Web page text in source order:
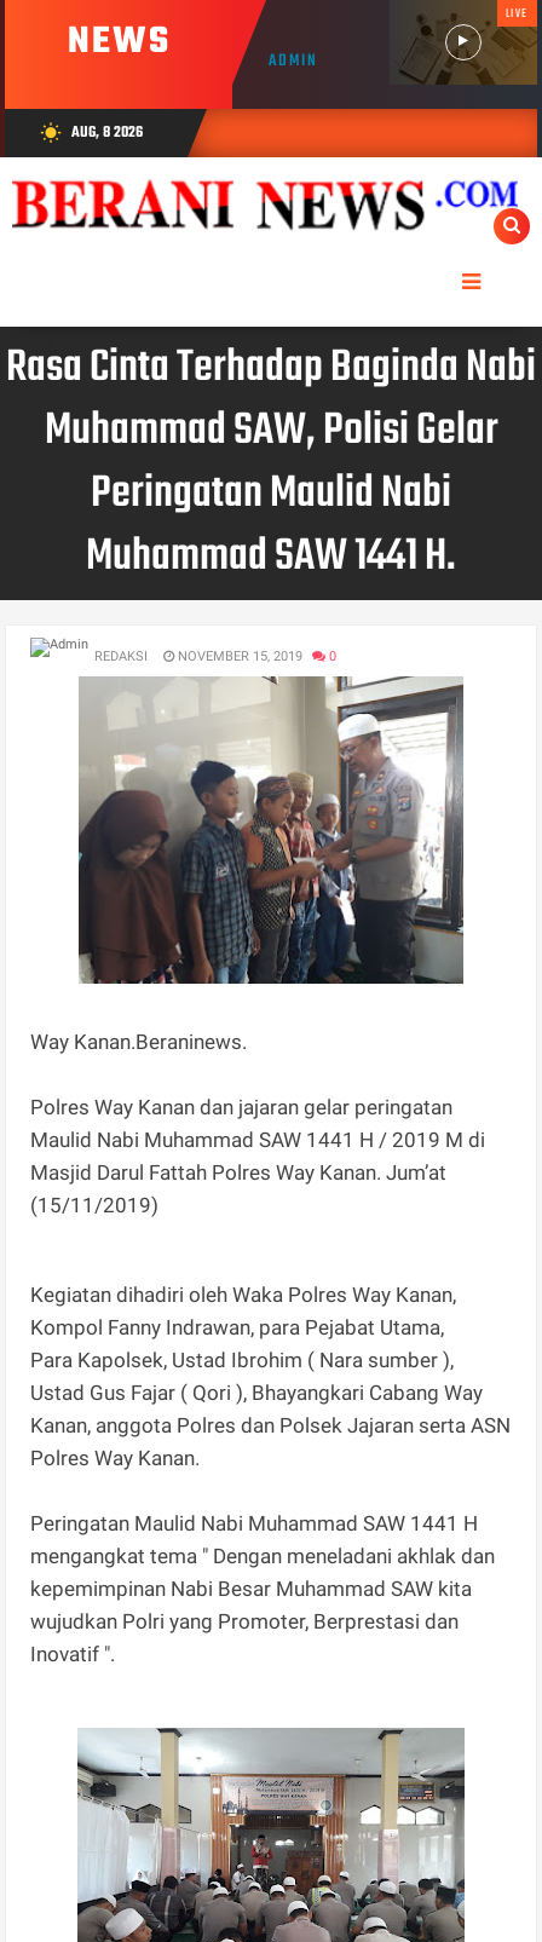
NEWS ADMIN
LIVE
wb_sunny AUG, 8 2026
Rasa Cinta Terhadap Baginda Nabi
Muhammad SAW, Polisi Gelar
Peringatan Maulid Nabi
Muhammad SAW 1441 H.
REDAKSI NOVEMBER 15, 2019 0
Way Kanan.Beraninews.
Polres Way Kanan dan jajaran gelar peringatan
Maulid Nabi Muhammad SAW 1441 H / 2019 M di
Masjid Darul Fattah Polres Way Kanan. Jum’at
(15/11/2019)
Kegiatan dihadiri oleh Waka Polres Way Kanan,
Kompol Fanny Indrawan, para Pejabat Utama,
Para Kapolsek, Ustad Ibrohim ( Nara sumber ),
Ustad Gus Fajar ( Qori ), Bhayangkari Cabang Way
Kanan, anggota Polres dan Polsek Jajaran serta ASN
Polres Way Kanan.
Peringatan Maulid Nabi Muhammad SAW 1441 H
mengangkat tema " Dengan meneladani akhlak dan
kepemimpinan Nabi Besar Muhammad SAW kita
wujudkan Polri yang Promoter, Berprestasi dan
Inovatif ".